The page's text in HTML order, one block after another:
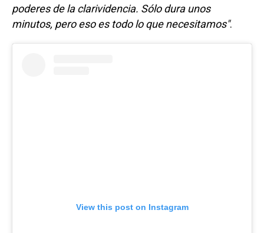
poderes de la clarividencia. Sólo dura unos
minutos, pero eso es todo lo que necesitamos".
View this post on Instagram